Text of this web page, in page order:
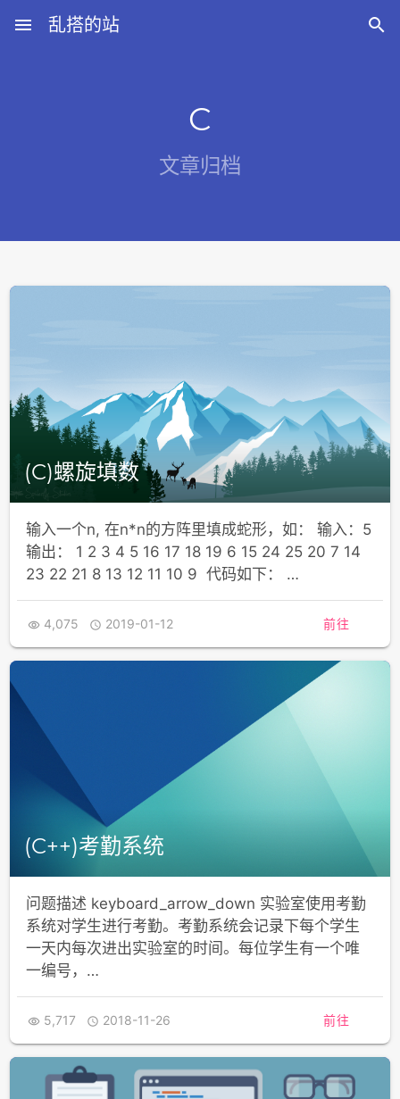
menu 乱搭的站 
C
文章归档
(C)螺旋填数
输入一个n, 在n*n的方阵里填成蛇形，如： 输入：5
输出： 1 2 3 4 5 16 17 18 19 6 15 24 25 20 7 14
23 22 21 8 13 12 11 10 9 代码如下： …
 4,075  2019-01-12 前往
(C++)考勤系统
问题描述 keyboard_arrow_down 实验室使用考勤
系统对学生进行考勤。考勤系统会记录下每个学生
一天内每次进出实验室的时间。每位学生有一个唯
一编号，…
 5,717  2018-11-26 前往